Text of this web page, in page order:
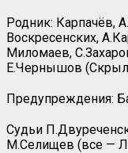
Родник: Карпачёв,
Воскресенских,
Миломаев,
Е.Чернышов
Предупреждения:
Судьи
М.Селищев (все —